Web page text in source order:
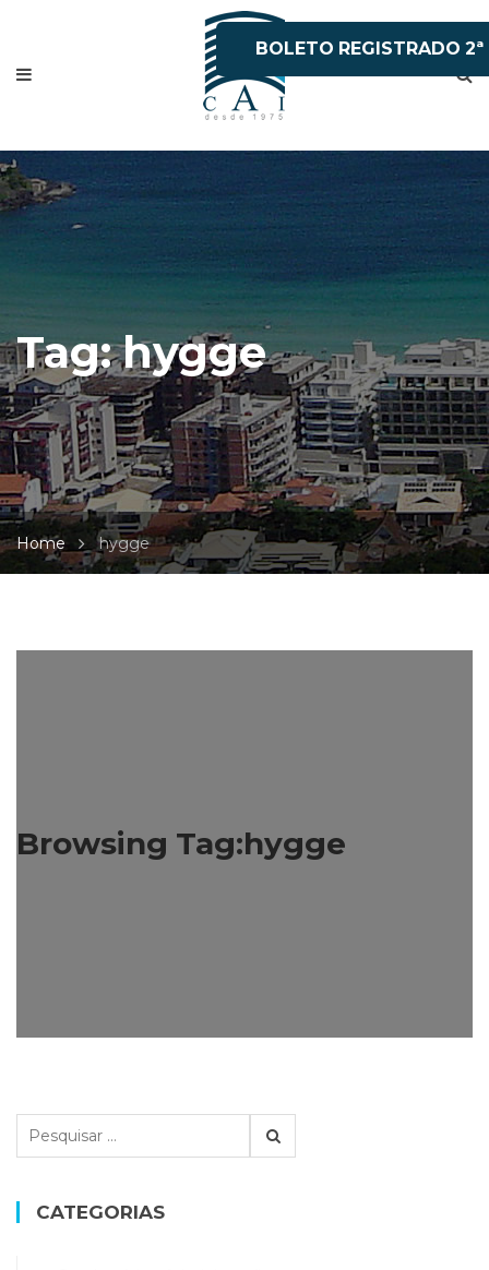
Tag:hygge
Home hygge
Browsing Tag:hygge
q
u
CATEGORIAS
BOLETO REGISTRADO 2ª